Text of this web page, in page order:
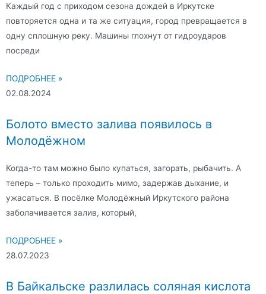
Каждый год с приходом сезона дождей в Иркутске
повторяется одна и та же ситуация, город превращается в
одну сплошную реку. Машины глохнут от гидроударов
посреди
ПОДРОБНЕЕ »
02.08.2024
Болото вместо залива появилось в
Молодёжном
Когда-то там можно было купаться, загорать, рыбачить. А
теперь – только проходить мимо, задержав дыхание, и
ужасаться. В посёлке Молодёжный Иркутского района
заболачивается залив, который,
ПОДРОБНЕЕ »
28.07.2023
В Байкальске разлилась соляная кислота